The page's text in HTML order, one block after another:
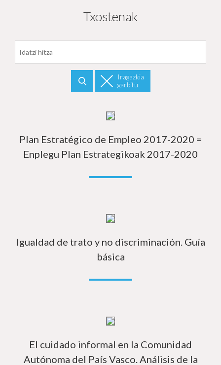
Txostenak
Datarekiko filtratu
Iragazkia
garbitu
Plan Estratégico de Empleo 2017-2020 =
Enplegu Plan Estrategikoak 2017-2020
Igualdad de trato y no discriminación. Guía
básica
El cuidado informal en la Comunidad
Autónoma del País Vasco. Análisis de la